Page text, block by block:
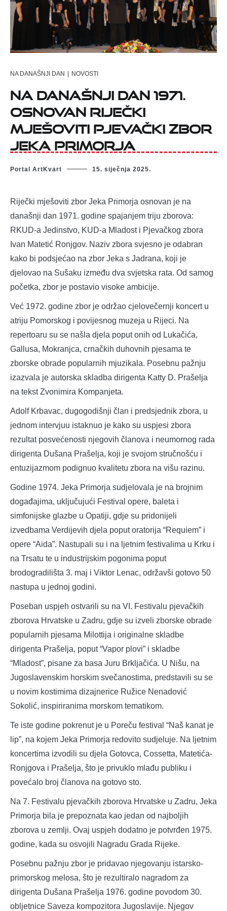
NA DANAŠNJI DAN | NOVOSTI
Na današnji dan 1971.
osnovan riječki
mješoviti pjevački zbor
Jeka Primorja
Portal ArtKvart 15. siječnja 2025.
Riječki mješoviti zbor Jeka Primorja osnovan je na
današnji dan 1971. godine spajanjem triju zborova:
RKUD-a Jedinstvo, KUD-a Mladost i Pjevačkog zbora
Ivan Matetić Ronjgov. Naziv zbora svjesno je odabran
kako bi podsjećao na zbor Jeka s Jadrana, koji je
djelovao na Sušaku između dva svjetska rata. Od samog
početka, zbor je postavio visoke ambicije.
Već 1972. godine zbor je održao cjelovečernji koncert u
atriju Pomorskog i povijesnog muzeja u Rijeci. Na
repertoaru su se našla djela poput onih od Lukačića,
Gallusa, Mokranjca, crnačkih duhovnih pjesama te
zborske obrade popularnih mjuzikala. Posebnu pažnju
izazvala je autorska skladba dirigenta Katty D. Prašelja
na tekst Zvonimira Kompanjeta.
Adolf Krbavac, dugogodišnji član i predsjednik zbora, u
jednom intervjuu istaknuo je kako su uspjesi zbora
rezultat posvećenosti njegovih članova i neumornog rada
dirigenta Dušana Prašelja, koji je svojom stručnošću i
entuzijazmom podignuo kvalitetu zbora na višu razinu.
Godine 1974. Jeka Primorja sudjelovala je na brojnim
događajima, uključujući Festival opere, baleta i
simfonijske glazbe u Opatiji, gdje su pridonijeli
izvedbama Verdijevih djela poput oratorija “Requiem” i
opere “Aida”. Nastupali su i na ljetnim festivalima u Krku i
na Trsatu te u industrijskim pogonima poput
brodogradilišta 3. maj i Viktor Lenac, održavši gotovo 50
nastupa u jednoj godini.
Poseban uspjeh ostvarili su na VI. Festivalu pjevačkih
zborova Hrvatske u Zadru, gdje su izveli zborske obrade
popularnih pjesama Milottija i originalne skladbe
dirigenta Prašelja, poput “Vapor plovi” i skladbe
“Mladost”, pisane za basa Juru Brkljačića. U Nišu, na
Jugoslavenskim horskim svečanostima, predstavili su se
u novim kostimima dizajnerice Ružice Nenadović
Sokolić, inspiriranima morskom tematikom.
Te iste godine pokrenut je u Poreču festival “Naš kanat je
lip”, na kojem Jeka Primorja redovito sudjeluje. Na ljetnim
koncertima izvodili su djela Gotovca, Cossetta, Matetića-
Ronjgova i Prašelja, što je privuklo mlađu publiku i
povećalo broj članova na gotovo sto.
Na 7. Festivalu pjevačkih zborova Hrvatske u Zadru, Jeka
Primorja bila je prepoznata kao jedan od najboljih
zborova u zemlji. Ovaj uspjeh dodatno je potvrđen 1975.
godine, kada su osvojili Nagradu Grada Rijeke.
Posebnu pažnju zbor je pridavao njegovanju istarsko-
primorskog melosa, što je rezultiralo nagradom za
dirigenta Dušana Prašelja 1976. godine povodom 30.
obljetnice Saveza kompozitora Jugoslavije. Njegov